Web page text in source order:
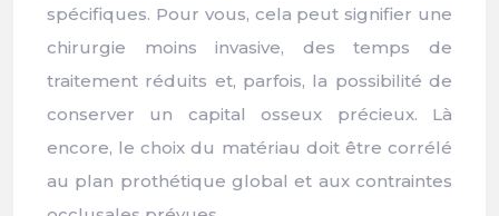
spécifiques. Pour vous, cela peut signifier une
chirurgie moins invasive, des temps de
traitement réduits et, parfois, la possibilité de
conserver un capital osseux précieux. Là
encore, le choix du matériau doit être corrélé
au plan prothétique global et aux contraintes